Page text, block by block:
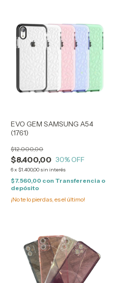
EVO GEM SAMSUNG A54
(1761)
$8.400,00
$12.000,00
30% OFF
6x $1.400,00 sin interés
$7.560,00 con Transferencia o
depósito
¡No te lo pierdas, es el último!